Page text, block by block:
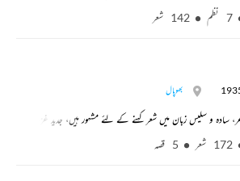
7 نظم 142 شعر
بھوپال
سادہ و سلیس زبان میں شعر کہنے کے لئے مشہور ہیں، جدید غزل کو معتبَر
172 شعر 5 قصہ